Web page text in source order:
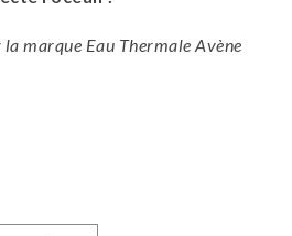
marque Eau Thermale Avène